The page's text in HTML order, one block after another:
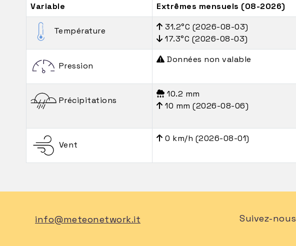
Variable Extrêmes mensuels (08-2026)
Température
31.2°C (2026-08-03)
17.3°C (2026-08-03)
Pression
Données non valable
Précipitations
10.2 mm
10 mm (2026-08-06)
Vent
0 km/h (2026-08-01)
info@meteonetwork.it Suivez-nous